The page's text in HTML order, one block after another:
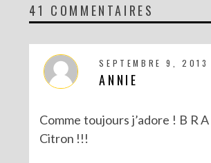
DIY : LE BOL PASTÈQUE !
41 COMMENTAIRES
SEPTEMBRE 9, 2013
ANNIE
Comme toujours j’adore ! B R
Citron !!!